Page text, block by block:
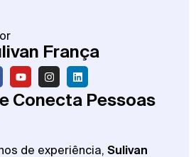
França
Conecta Pessoas
de experiência, Sulivan